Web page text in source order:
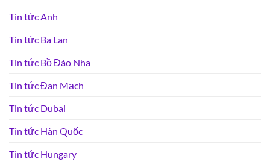
Tin tức Anh
Tin tức Ba Lan
Tin tức Bồ Đào Nha
Tin tức Đan Mạch
Tin tức Dubai
Tin tức Hàn Quốc
Tin tức Hungary